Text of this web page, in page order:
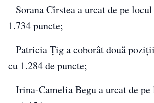
– Sorana Cîrstea a urcat de pe
1.734 puncte;
– Patricia Ţig a coborât două
cu 1.284 de puncte;
– Irina-Camelia Begu a urcat de